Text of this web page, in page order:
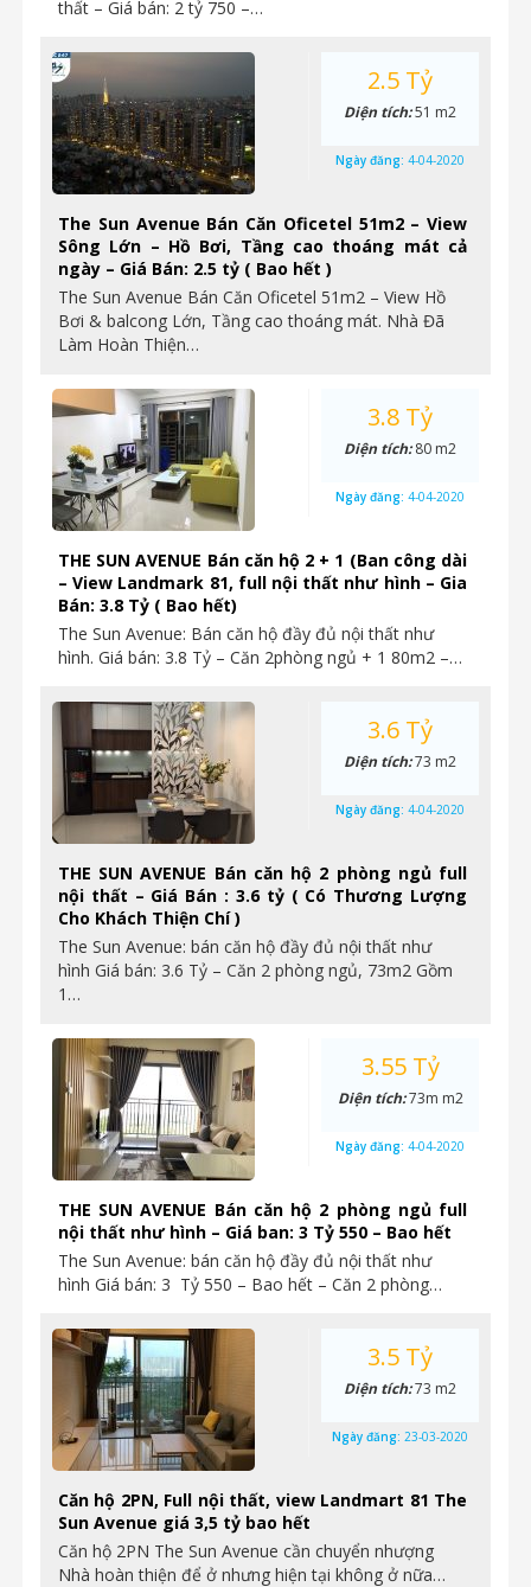
thất – Giá bán: 2 tỷ 750 –…
The Sun Avenue Bán Căn Oficetel 51m2 – View
Sông Lớn – Hồ Bơi, Tầng cao thoáng mát cả
ngày – Giá Bán: 2.5 tỷ ( Bao hết )
The Sun Avenue Bán Căn Oficetel 51m2 – View Hồ
Bơi & balcong Lớn, Tầng cao thoáng mát. Nhà Đã
Làm Hoàn Thiện…
2.5 Tỷ
Diện tích:51 m2
Ngày đăng: 4-04-2020
THE SUN AVENUE Bán căn hộ 2 + 1 (Ban công dài
– View Landmark 81, full nội thất như hình – Gia
Bán: 3.8 Tỷ ( Bao hết)
The Sun Avenue: Bán căn hộ đầy đủ nội thất như
hình. Giá bán: 3.8 Tỷ – Căn 2phòng ngủ + 1 80m2 –…
3.8 Tỷ
Diện tích:80 m2
Ngày đăng: 4-04-2020
THE SUN AVENUE Bán căn hộ 2 phòng ngủ full
nội thất – Giá Bán : 3.6 tỷ ( Có Thương Lượng
Cho Khách Thiện Chí )
The Sun Avenue: bán căn hộ đầy đủ nội thất như
hình Giá bán: 3.6 Tỷ – Căn 2 phòng ngủ, 73m2 Gồm
1…
3.6 Tỷ
Diện tích:73 m2
Ngày đăng: 4-04-2020
THE SUN AVENUE Bán căn hộ 2 phòng ngủ full
nội thất như hình – Giá ban: 3 Tỷ 550 – Bao hết
The Sun Avenue: bán căn hộ đầy đủ nội thất như
hình Giá bán: 3 Tỷ 550 – Bao hết – Căn 2 phòng…
3.55 Tỷ
Diện tích:73m m2
Ngày đăng: 4-04-2020
Căn hộ 2PN, Full nội thất, view Landmart 81 The
Sun Avenue giá 3,5 tỷ bao hết
Căn hộ 2PN The Sun Avenue cần chuyển nhượng
Nhà hoàn thiện để ở nhưng hiện tại không ở nữa…
3.5 Tỷ
Diện tích:73 m2
Ngày đăng: 23-03-2020